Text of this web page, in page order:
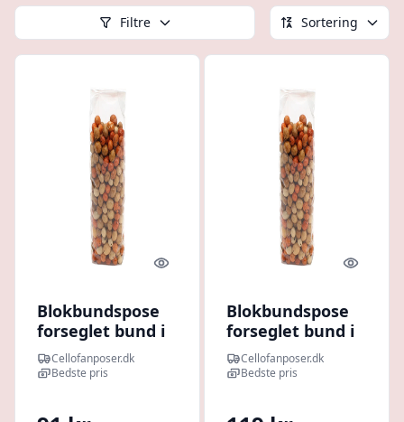
Filtre Sortering
Quick look
Blokbundspose
forseglet bund i
cellofan, 8 x 5 x
25 cm. 40my.
Cellofanposer.dk
Bedste pris
Quick
Blokbundspose
forseglet bund i
cellofan, 9 x 4 x
28 cm. 40my.
Cellofanposer.dk
Bedste pris